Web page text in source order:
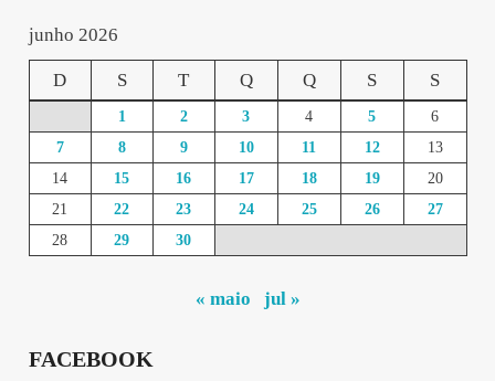
junho 2026
D S T Q Q S S
1 2 3 4 5
6
7
8 9 10 11 12
13
14
15 16 17 18 19
20
21
22 23 24 25 26
27
28
29 30
« maio jul »
FACEBOOK